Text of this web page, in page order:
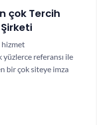
çok Tercih
hizmet
referansı ile
bir çok siteye imza